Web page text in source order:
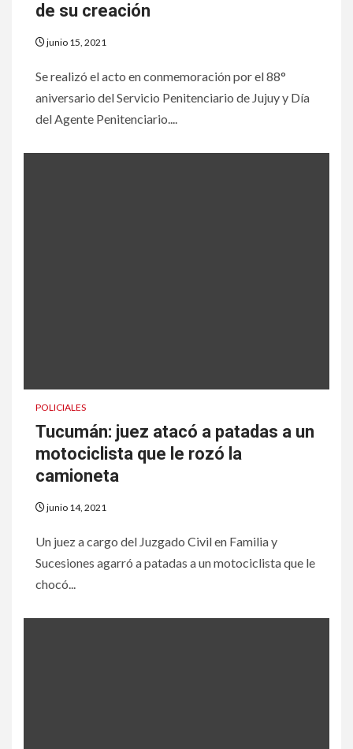
de su creación
junio 15, 2021
Se realizó el acto en conmemoración por el 88°
aniversario del Servicio Penitenciario de Jujuy y Día
del Agente Penitenciario....
POLICIALES
Tucumán: juez atacó a patadas a un
motociclista que le rozó la
camioneta
junio 14, 2021
Un juez a cargo del Juzgado Civil en Familia y
Sucesiones agarró a patadas a un motociclista que le
chocó...